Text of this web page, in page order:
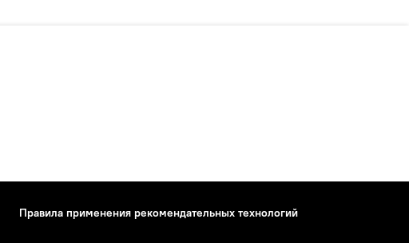
Правила применения рекомендательных технологий